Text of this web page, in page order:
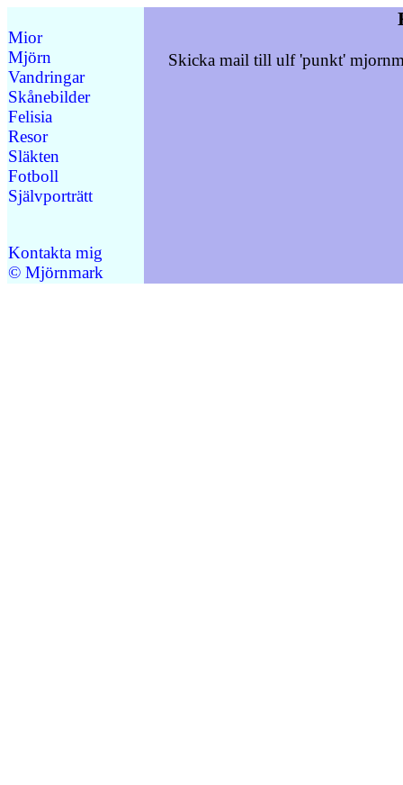
Mior
Mjörn
Vandringar
Skånebilder
Felisia
Resor
Släkten
Fotboll
Självporträtt
Kontakta mig
© Mjörnmark
Skicka mail till ulf 'punkt'